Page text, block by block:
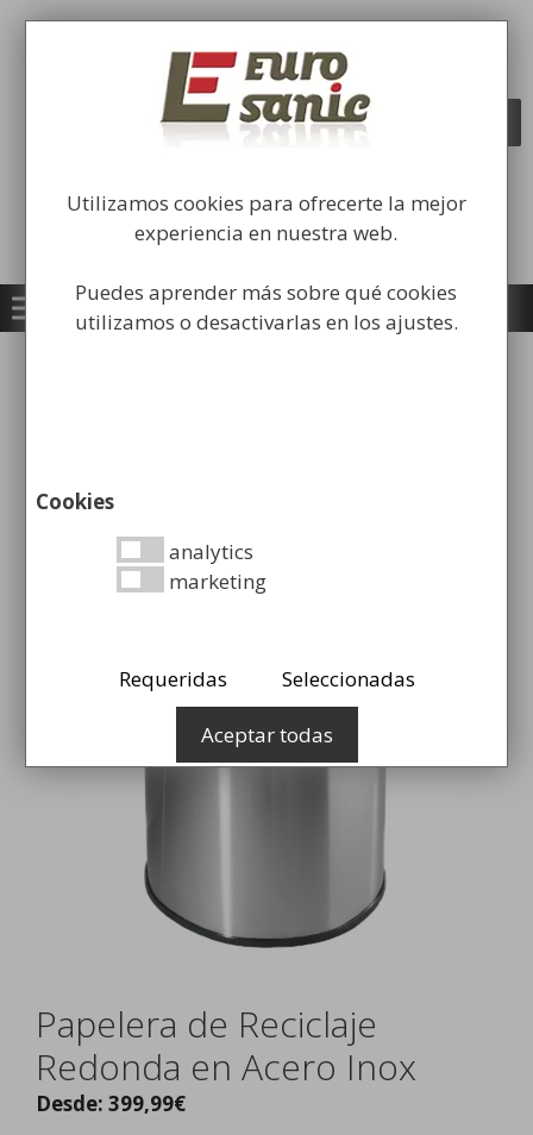
Saltar
Fabricación y comercialización de
equipamiento para la higiene industrial
Búsqueda
de
Papelera de Reciclaje
Redonda en Acero Inox
Desde: 399,99€
Utilizamos cookies para ofrecerte la mejor
experiencia en nuestra web.
Puedes aprender más sobre qué cookies
utilizamos o desactivarlas en los ajustes.
Cookies
analytics
marketing
Requeridas Seleccionadas
Aceptar todas